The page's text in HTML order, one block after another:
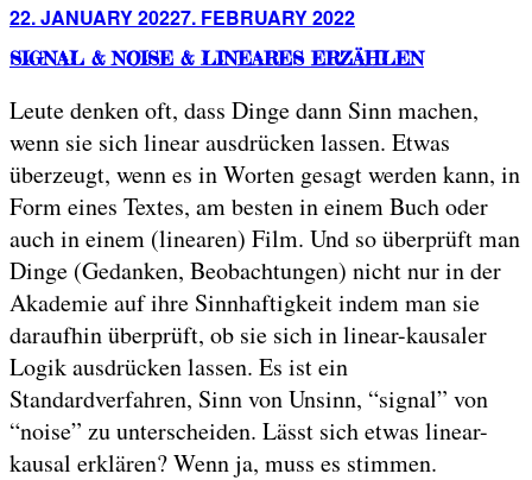
Posted
22. JANUARY 20227. FEBRUARY 2022
SIGNAL & NOISE & LINEARES ERZÄHLEN
Leute denken oft, dass Dinge dann Sinn machen,
wenn sie sich linear ausdrücken lassen. Etwas
überzeugt, wenn es in Worten gesagt werden kann, in
Form eines Textes, am besten in einem Buch oder
auch in einem (linearen) Film. Und so überprüft man
Dinge (Gedanken, Beobachtungen) nicht nur in der
Akademie auf ihre Sinnhaftigkeit indem man sie
daraufhin überprüft, ob sie sich in linear-kausaler
Logik ausdrücken lassen. Es ist ein
Standardverfahren, Sinn von Unsinn, “signal” von
“noise” zu unterscheiden. Lässt sich etwas linear-
kausal erklären? Wenn ja, muss es stimmen.